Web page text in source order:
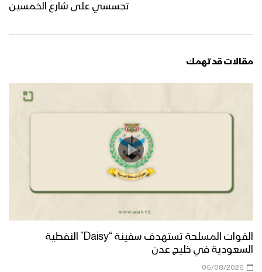
تجسسي على شارع الخمسين
مقالات قد تهمك
القوات المسلحة تستهدف سفينة “Daisy” النفطية
السعودية في خليج عدن
05/08/2026